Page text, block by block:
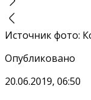
Источник фото:
Опубликовано
20.06.2019, 06:50